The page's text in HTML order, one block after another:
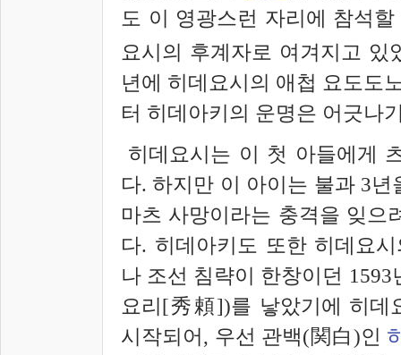
도 이 영광스런 자리에 참석
요시의 후계자로 여겨지고 있
년에 히데요시의 애첩 요도도
터 히데아키의 운명은 어긋나
히데요시는 이 첫 아들에게
다. 하지만 이 아이는 불과 3
마츠 사망이라는 충격을 잊으
다. 히데아키도 또한 히데요
나 조선 침략이 한창이던
요리[秀頼])를 낳았기에 히데
시작되어, 우선 관백(関白)인